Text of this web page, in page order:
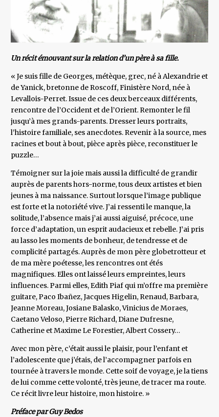
Un récit émouvant sur la relation d’un père à sa fille.
« Je suis fille de Georges, métèque, grec, né à Alexandrie et
de Yanick, bretonne de Roscoff, Finistère Nord, née à
Levallois-Perret. Issue de ces deux berceaux différents,
rencontre de l’Occident et de l’Orient. Remonter le fil
jusqu’à mes grands-parents. Dresser leurs portraits,
l’histoire familiale, ses anecdotes. Revenir à la source, mes
racines et bout à bout, pièce après pièce, reconstituer le
puzzle…
Témoigner sur la joie mais aussi la difficulté de grandir
auprès de parents hors-norme, tous deux artistes et bien
jeunes à ma naissance. Surtout lorsque l’image publique
est forte et la notoriété vive. J’ai ressenti le manque, la
solitude, l’absence mais j’ai aussi aiguisé, précoce, une
force d’adaptation, un esprit audacieux et rebelle. J’ai pris
au lasso les moments de bonheur, de tendresse et de
complicité partagés. Auprès de mon père globetrotteur et
de ma mère poétesse, les rencontres ont étés
magnifiques. Elles ont laissé leurs empreintes, leurs
influences. Parmi elles, Edith Piaf qui m’offre ma première
guitare, Paco Ibañez, Jacques Higelin, Renaud, Barbara,
Jeanne Moreau, Josiane Balasko, Vinicius de Moraes,
Caetano Veloso, Pierre Richard, Diane Dufresne,
Catherine et Maxime Le Forestier, Albert Cossery…
Avec mon père, c’était aussi le plaisir, pour l’enfant et
l’adolescente que j’étais, de l’accompagner parfois en
tournée à travers le monde. Cette soif de voyage, je la tiens
de lui comme cette volonté, très jeune, de tracer ma route.
Ce récit livre leur histoire, mon histoire. »
Préface par Guy Bedos